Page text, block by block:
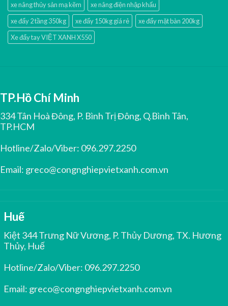
xe nâng thủy sản mạ kẽm
xe nâng điện nhập khấu
xe đẩy 2 tầng 350kg
xe đẩy 150kg giá rẻ
xe đẩy mặt bàn 200kg
Xe đẩy tay VIỆT XANH X550
TP.Hồ Chí Minh
334 Tân Hoà Đông, P. Bình Trị Đông, Q.Bình Tân,
TP.HCM
Hotline/Zalo/Viber: 096.297.2250
Email: greco@congnghiepvietxanh.com.vn
Huế
Kiệt 344 Trưng Nữ Vương, P. Thủy Dương, TX. Hương
Thủy, Huế
Hotline/Zalo/Viber: 096.297.2250
Email: greco@congnghiepvietxanh.com.vn